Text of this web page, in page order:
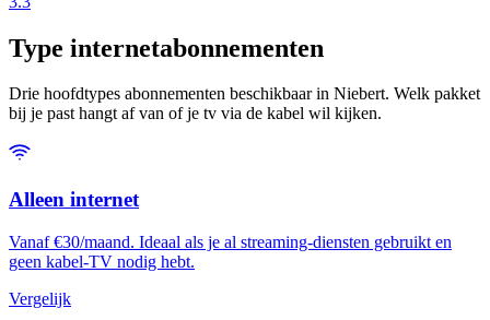
Type internetabonnementen
Drie hoofdtypes abonnementen beschikbaar in Niebert. Welk pakket
bij je past hangt af van of je tv via de kabel wil kijken.
Alleen internet
Vanaf €30/maand. Ideaal als je al streaming-diensten gebruikt en
geen kabel-TV nodig hebt.
Vergelijk